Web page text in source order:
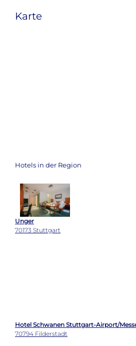
Karte
Hotels in der Region
Unger
70173 Stuttgart